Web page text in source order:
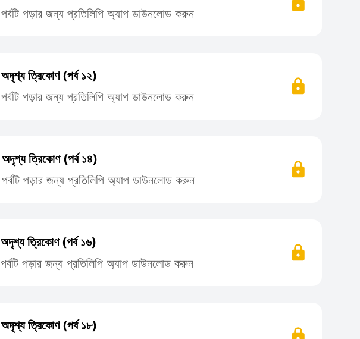
পর্বটি পড়ার জন্য প্রতিলিপি অ্যাপ ডাউনলোড করুন
অদৃশ্য ত্রিকোণ (পর্ব ১২)
পর্বটি পড়ার জন্য প্রতিলিপি অ্যাপ ডাউনলোড করুন
অদৃশ্য ত্রিকোণ (পর্ব ১৪)
পর্বটি পড়ার জন্য প্রতিলিপি অ্যাপ ডাউনলোড করুন
অদৃশ্য ত্রিকোণ (পর্ব ১৬)
পর্বটি পড়ার জন্য প্রতিলিপি অ্যাপ ডাউনলোড করুন
অদৃশ্য ত্রিকোণ (পর্ব ১৮)